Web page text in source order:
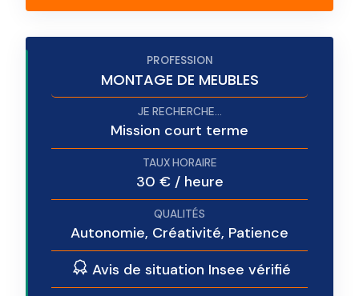
MONTAGE DE MEUBLES
Mission court terme
30 € / heure
Autonomie, Créativité, Patience
Avis de situation Insee vérifié